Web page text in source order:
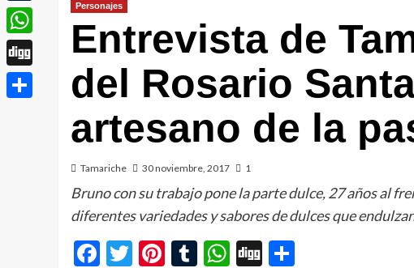
Personajes
Entrevista de
del Rosario
artesano de la
Tamariche 30 noviembre, 2017 1
Bruno con su trabajo pone la parte dulce, 27 años al
diferentes variedades y sabores de dulces que
Facebook
Twitter
Pinterest
Tumblr
WhatsApp
Digg
Tumblr
WhatsApp
Digg